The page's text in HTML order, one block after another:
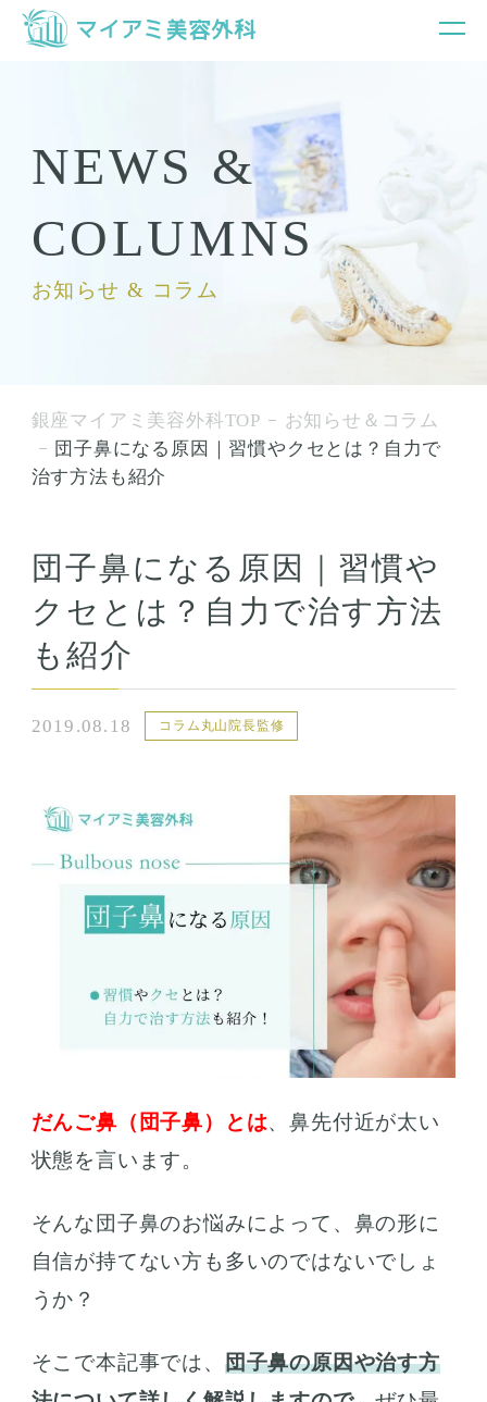
NEWS &
COLUMNS
お知らせ & コラム
銀座マイアミ美容外科TOP
お知らせ＆コラム
団子鼻になる原因｜習慣やクセとは？自力で
治す方法も紹介
団子鼻になる原因｜習慣や
クセとは？自力で治す方法
も紹介
2019.08.18 コラム丸山院長監修
だんご鼻（団子鼻）とは、鼻先付近が太い
状態を言います。
そんな団子鼻のお悩みによって、鼻の形に
自信が持てない方も多いのではないでしょ
うか？
そこで本記事では、 団子鼻の原因や治す方